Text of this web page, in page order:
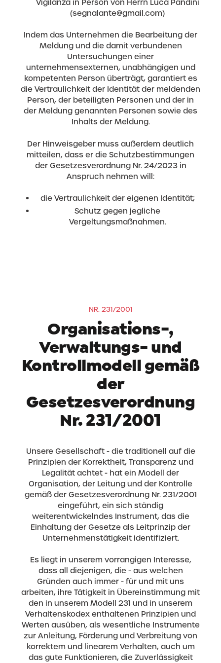
Vigilanza in Person von Herrn Luca Pandini
(segnalante@gmail.com)
Indem das Unternehmen die Bearbeitung der
Meldung und die damit verbundenen
Untersuchungen einer
unternehmensexternen, unabhängigen und
kompetenten Person überträgt, garantiert es
die Vertraulichkeit der Identität der meldenden
Person, der beteiligten Personen und der in
der Meldung genannten Personen sowie des
Inhalts der Meldung.
Der Hinweisgeber muss außerdem deutlich
mitteilen, dass er die Schutzbestimmungen
der Gesetzesverordnung Nr. 24/2023 in
Anspruch nehmen will:
die Vertraulichkeit der eigenen Identität;
Schutz gegen jegliche
Vergeltungsmaßnahmen.
NR. 231/2001
Organisations-,
Verwaltungs- und
Kontrollmodell gemäß
der
Gesetzesverordnung
Nr. 231/2001
Unsere Gesellschaft - die traditionell auf die
Prinzipien der Korrektheit, Transparenz und
Legalität achtet - hat ein Modell der
Organisation, der Leitung und der Kontrolle
gemäß der Gesetzesverordnung Nr. 231/2001
eingeführt, ein sich ständig
weiterentwickelndes Instrument, das die
Einhaltung der Gesetze als Leitprinzip der
Unternehmenstätigkeit identifiziert.
Es liegt in unserem vorrangigen Interesse,
dass all diejenigen, die - aus welchen
Gründen auch immer - für und mit uns
arbeiten, ihre Tätigkeit in Übereinstimmung mit
den in unserem Modell 231 und in unserem
Verhaltenskodex enthaltenen Prinzipien und
Werten ausüben, als wesentliche Instrumente
zur Anleitung, Förderung und Verbreitung von
korrektem und linearem Verhalten, auch um
das gute Funktionieren, die Zuverlässigkeit